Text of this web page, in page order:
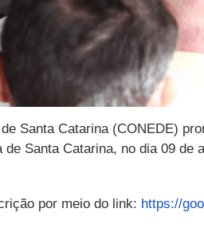
Santa Catarina (CONEDE)
Santa Catarina, no dia 09 de
por meio do link: https://